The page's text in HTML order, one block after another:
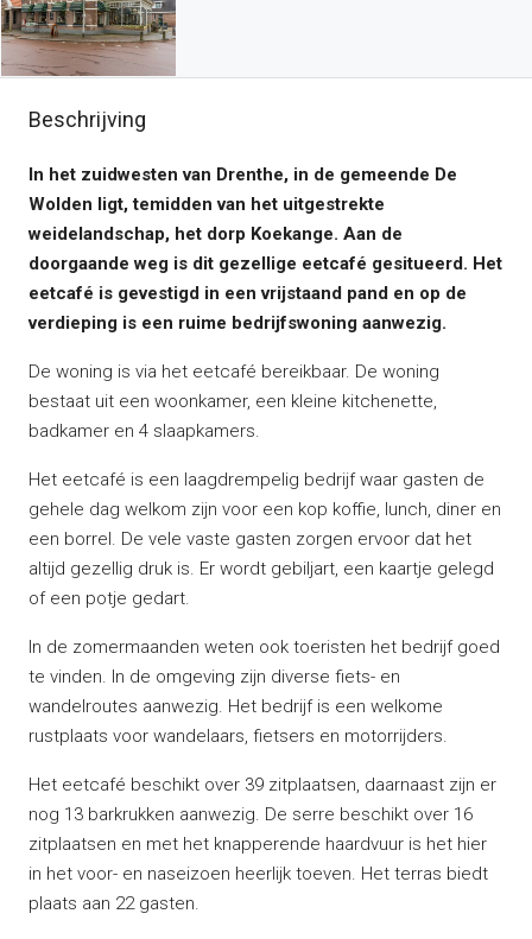
Beschrijving
In het zuidwesten van Drenthe, in de gemeende De
Wolden ligt, temidden van het uitgestrekte
weidelandschap, het dorp Koekange. Aan de
doorgaande weg is dit gezellige eetcafé gesitueerd. Het
eetcafé is gevestigd in een vrijstaand pand en op de
verdieping is een ruime bedrijfswoning aanwezig.
De woning is via het eetcafé bereikbaar. De woning
bestaat uit een woonkamer, een kleine kitchenette,
badkamer en 4 slaapkamers.
Het eetcafé is een laagdrempelig bedrijf waar gasten de
gehele dag welkom zijn voor een kop koffie, lunch, diner en
een borrel. De vele vaste gasten zorgen ervoor dat het
altijd gezellig druk is. Er wordt gebiljart, een kaartje gelegd
of een potje gedart.
In de zomermaanden weten ook toeristen het bedrijf goed
te vinden. In de omgeving zijn diverse fiets- en
wandelroutes aanwezig. Het bedrijf is een welkome
rustplaats voor wandelaars, fietsers en motorrijders.
Het eetcafé beschikt over 39 zitplaatsen, daarnaast zijn er
nog 13 barkrukken aanwezig. De serre beschikt over 16
zitplaatsen en met het knapperende haardvuur is het hier
in het voor- en naseizoen heerlijk toeven. Het terras biedt
plaats aan 22 gasten.